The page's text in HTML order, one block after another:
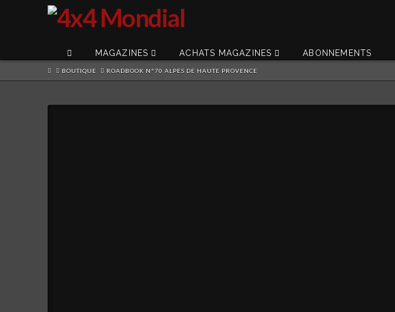
MAGAZINES ACHATS MAGAZINES ABONNEMENTS
HOMEBOUTIQUE ROADBOOK N°70 ALPES DE HAUTE PROVENCE